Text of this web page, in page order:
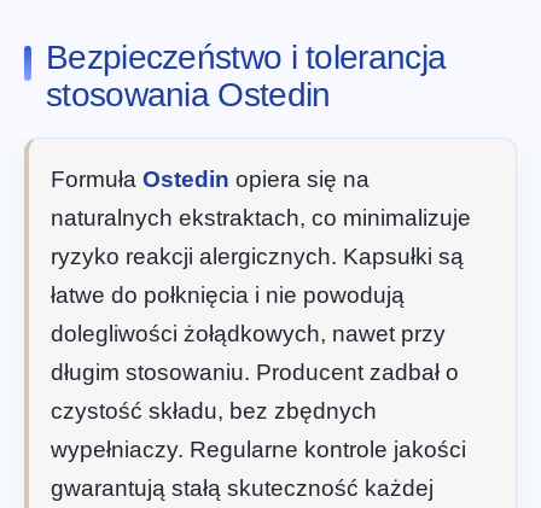
Bezpieczeństwo i tolerancja
stosowania Ostedin
Formuła Ostedin opiera się na
naturalnych ekstraktach, co minimalizuje
ryzyko reakcji alergicznych. Kapsułki są
łatwe do połknięcia i nie powodują
dolegliwości żołądkowych, nawet przy
długim stosowaniu. Producent zadbał o
czystość składu, bez zbędnych
wypełniaczy. Regularne kontrole jakości
gwarantują stałą skuteczność każdej